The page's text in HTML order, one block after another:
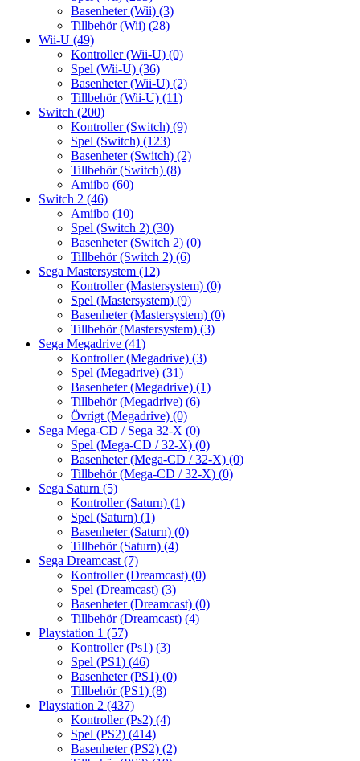
Basenheter (Wii) (3)
Tillbehör (Wii) (28)
Wii-U (49)
Kontroller (Wii-U) (0)
Spel (Wii-U) (36)
Basenheter (Wii-U) (2)
Tillbehör (Wii-U) (11)
Switch (200)
Kontroller (Switch) (9)
Spel (Switch) (123)
Basenheter (Switch) (2)
Tillbehör (Switch) (8)
Amiibo (60)
Switch 2 (46)
Amiibo (10)
Spel (Switch 2) (30)
Basenheter (Switch 2) (0)
Tillbehör (Switch 2) (6)
Sega Mastersystem (12)
Kontroller (Mastersystem) (0)
Spel (Mastersystem) (9)
Basenheter (Mastersystem) (0)
Tillbehör (Mastersystem) (3)
Sega Megadrive (41)
Kontroller (Megadrive) (3)
Spel (Megadrive) (31)
Basenheter (Megadrive) (1)
Tillbehör (Megadrive) (6)
Övrigt (Megadrive) (0)
Sega Mega-CD / Sega 32-X (0)
Spel (Mega-CD / 32-X) (0)
Basenheter (Mega-CD / 32-X) (0)
Tillbehör (Mega-CD / 32-X) (0)
Sega Saturn (5)
Kontroller (Saturn) (1)
Spel (Saturn) (1)
Basenheter (Saturn) (0)
Tillbehör (Saturn) (4)
Sega Dreamcast (7)
Kontroller (Dreamcast) (0)
Spel (Dreamcast) (3)
Basenheter (Dreamcast) (0)
Tillbehör (Dreamcast) (4)
Playstation 1 (57)
Kontroller (Ps1) (3)
Spel (PS1) (46)
Basenheter (PS1) (0)
Tillbehör (PS1) (8)
Playstation 2 (437)
Kontroller (Ps2) (4)
Spel (PS2) (414)
Basenheter (PS2) (2)